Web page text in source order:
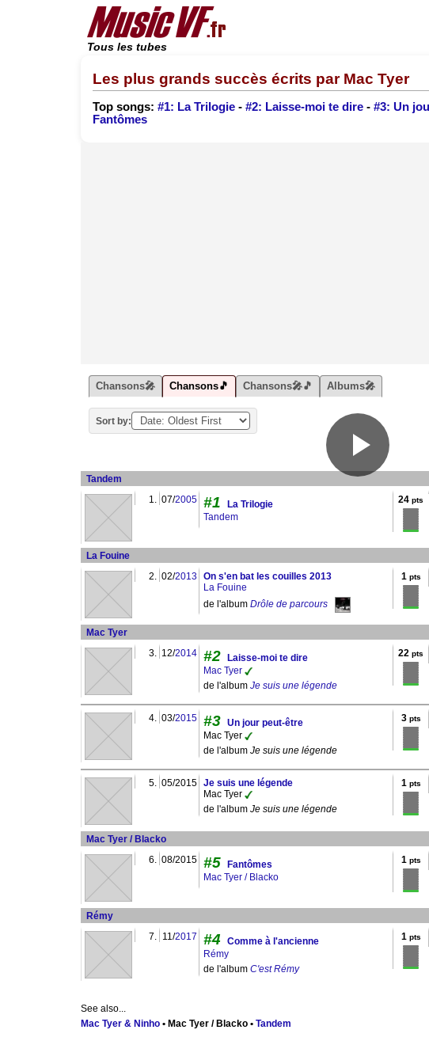
Tous les tubes
Les plus grands succès écrits par Mac Tyer
Top songs: #1: La Trilogie - #2: Laisse-moi te dire - #3: Un
Fantômes
Chansons🎤 Chansons🎵 Chansons🎤🎵 Albums🎤
Sort by:
Tandem
1. 07/2005 #1
La Trilogie
Tandem
24 pts
La Fouine
2. 02/2013
On s'en bat les couilles 2013
La Fouine
de l'album Drôle de parcours
1 pts
Mac Tyer
3. 12/2014 #2
Laisse-moi te dire
Mac Tyer
de l'album Je suis une légende
22 pts
4. 03/2015 #3 Un jour peut-être
Mac Tyer
de l'album Je suis une légende
3pts
5. 05/2015 Je suis une légende
Mac Tyer
de l'album Je suis une légende
1 pts
Mac Tyer / Blacko
6. 08/2015 #5
Fantômes
Mac Tyer / Blacko
1 pts
Rémy
7. 11/2017 #4 Comme à l'ancienne
Rémy
de l'album C'est Rémy
1 pts
See also...
Mac Tyer & Ninho • Mac Tyer / Blacko • Tandem